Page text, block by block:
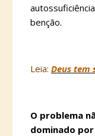
benção.
Leia: Deus tem
O problema
dominado